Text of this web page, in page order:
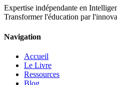
Expertise indépendante en
Transformer l'éducation par
Navigation
Accueil
Le Livre
Ressources
Blog